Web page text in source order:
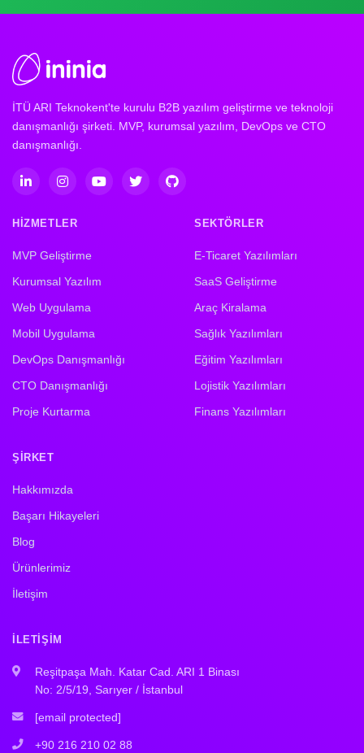
İTÜ ARI Teknokent'te kurulu B2B yazılım geliştirme ve teknoloji
danışmanlığı şirketi. MVP, kurumsal yazılım, DevOps ve CTO
danışmanlığı.
HIZMETLER
MVP Geliştirme
Kurumsal Yazılım
Web Uygulama
Mobil Uygulama
DevOps Danışmanlığı
CTO Danışmanlığı
Proje Kurtarma
SEKTÖRLER
E-Ticaret Yazılımları
SaaS Geliştirme
Araç Kiralama
Sağlık Yazılımları
Eğitim Yazılımları
Lojistik Yazılımları
Finans Yazılımları
ŞIRKET
Hakkımızda
Başarı Hikayeleri
Blog
Ürünlerimiz
İletişim
İLETIŞIM
Reşitpaşa Mah. Katar Cad. ARI 1 Binası
No: 2/5/19, Sarıyer / İstanbul
[email protected]
+90 216 210 02 88